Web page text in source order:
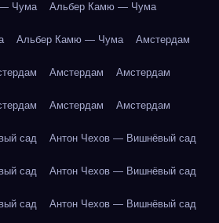
Чума Альбер Камю — Чума
Альбер Камю — Чума Амстердам
Амстердам Амстердам
Амстердам Амстердам
сад Антон Чехов — Вишнёвый сад
сад Антон Чехов — Вишнёвый сад
сад Антон Чехов — Вишнёвый сад